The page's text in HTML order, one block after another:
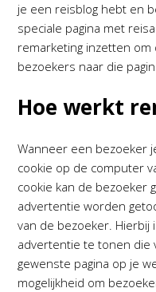
je een reisblog hebt en
speciale pagina met
remarketing inzetten
bezoekers naar die
Hoe werkt
Wanneer een bezoeker
cookie op de computer
cookie kan de bezoeker
advertentie worden
van de bezoeker. Hierbij
advertentie te tonen die
gewenste pagina op je
mogelijkheid om